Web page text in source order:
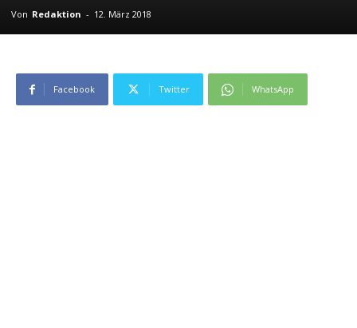
Von Redaktion - 12. März 2018
Facebook Twitter WhatsApp